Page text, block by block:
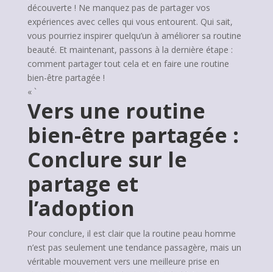
découverte ! Ne manquez pas de partager vos
expériences avec celles qui vous entourent. Qui sait,
vous pourriez inspirer quelqu’un à améliorer sa routine
beauté. Et maintenant, passons à la dernière étape :
comment partager tout cela et en faire une routine
bien-être partagée !
« `
Vers une routine
bien-être partagée :
Conclure sur le
partage et
l’adoption
Pour conclure, il est clair que la routine peau homme
n’est pas seulement une tendance passagère, mais un
véritable mouvement vers une meilleure prise en